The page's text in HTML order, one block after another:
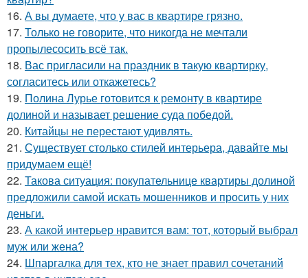
16. А вы думаете, что у вас в квартире грязно.
17. Только не говорите, что никогда не мечтали
пропылесосить всё так.
18. Вас пригласили на праздник в такую квартирку,
согласитесь или откажетесь?
19. Полина Лурье готовится к ремонту в квартире
долиной и называет решение суда победой.
20. Китайцы не перестают удивлять.
21. Существует столько стилей интерьера, давайте мы
придумаем ещё!
22. Такова ситуация: покупательнице квартиры долиной
предложили самой искать мошенников и просить у них
деньги.
23. А какой интерьер нравится вам: тот, который выбрал
муж или жена?
24. Шпаргалка для тех, кто не знает правил сочетаний